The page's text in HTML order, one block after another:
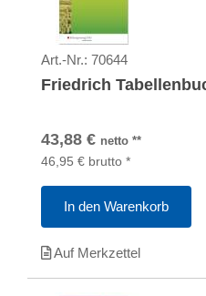
Art.-Nr.: 70644
Friedrich
43,88 € netto **
46,95 € brutto *
In den Warenkorb
Auf Merkzettel